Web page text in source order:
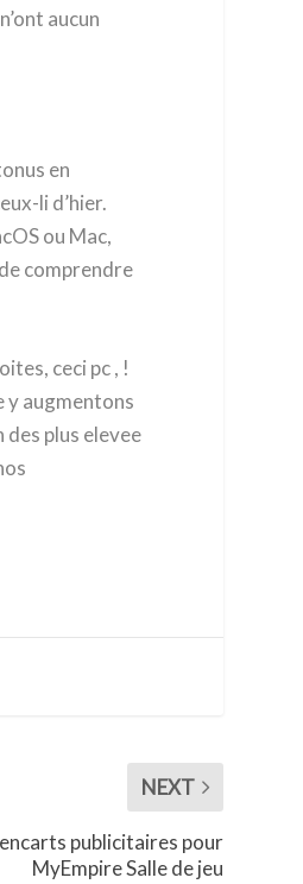
aucun
en
li d’hier.
ou Mac,
comprendre
ceci pc , !
y augmentons
plus elevee
NEXT
publicitaires pour
MyEmpire Salle de jeu